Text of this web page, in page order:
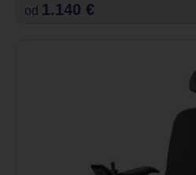
od 1.140 €